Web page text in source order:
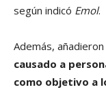
según indicó Emol.
Además,
causado a
como objetivo a